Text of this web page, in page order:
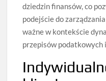
dziedzin finansów, co
podejście do
ważne w kontekście
przepisów podatkowych